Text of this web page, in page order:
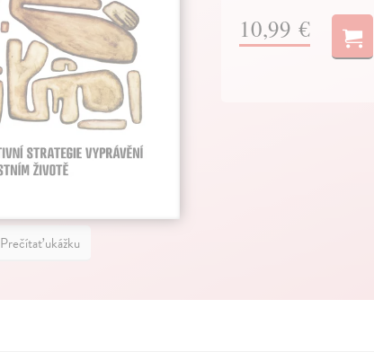
Prečítať ukážku
10,99 €